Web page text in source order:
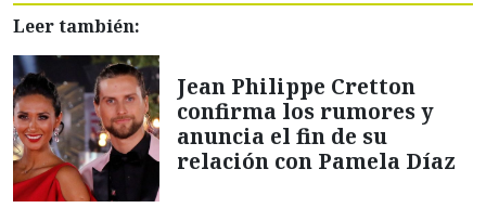
Leer también:
Jean Philippe Cretton
confirma los rumores y
anuncia el fin de su
relación con Pamela Díaz